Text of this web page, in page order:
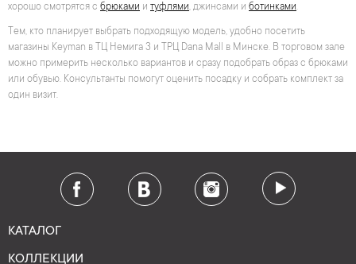
хорошо смотрятся с брюками и туфлями, джинсами и ботинками.
Тем, кто планирует выбрать подходящую модель, удобно посетить
магазины Keyman в ТЦ Немига 3 и ТРЦ Dana Mall в Минске. В торговом зале
можно примерить несколько вариантов и сразу подобрать образ с брюками
или обувью. Консультанты помогут оценить посадку и собрать комплект за
один визит.
КАТАЛОГ
КОЛЛЕКЦИИ